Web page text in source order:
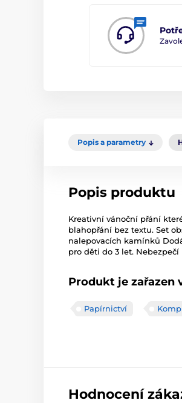
Popis a parametry
Popis produktu
Kreativní vánoční přání
blahopřání bez textu. Set
nalepovacích kamínků
pro děti do 3 let.
Produkt je zařazen
Papírnictví
Hodnocení